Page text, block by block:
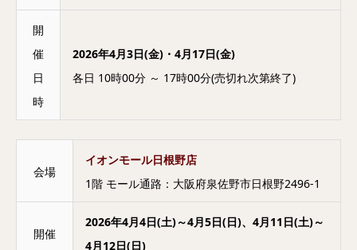
開
催
日
時
2026年4月3日(金)・4月17日(金)
各日 10時00分 ～ 17時00分(売切れ次第終了)
会場
イオンモール日根野店
1階 モール通路：大阪府泉佐野市日根野2496-1
開催
2026年4月4日(土)～4月5日(日)、4月11日(土)～
4月12日(日)